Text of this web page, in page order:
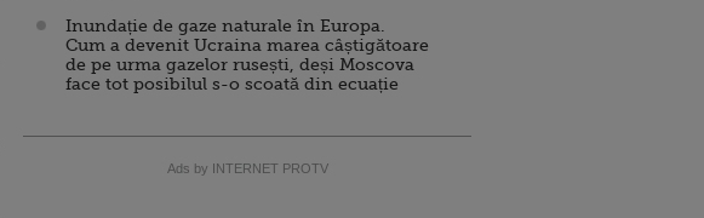
Inundație de gaze naturale în Europa.
Cum a devenit Ucraina marea câștigătoare
de pe urma gazelor rusești, deși Moscova
face tot posibilul s-o scoată din ecuație
Ads by INTERNET PROTV